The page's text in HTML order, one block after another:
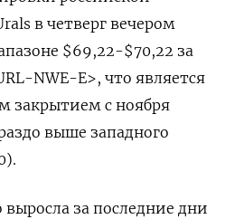
в четверг вечером
$69,22-$70,22 за
NWE-E>, что является
закрытием с ноября
выше западного
за последние дни